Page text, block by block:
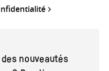
des nouveautés